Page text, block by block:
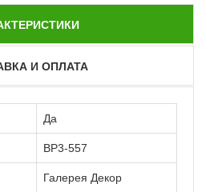
И ОПЛАТА
Да
ВР3-557
Галерея Декор